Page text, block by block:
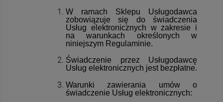
W ramach Sklepu Usługodawca
zobowiązuje się do świadczenia
Usług elektronicznych w zakresie i
na warunkach określonych w
niniejszym Regulaminie.
Świadczenie przez Usługodawcę
Usług elektronicznych jest bezpłatne.
Warunki zawierania umów o
świadczenie Usług elektronicznych: